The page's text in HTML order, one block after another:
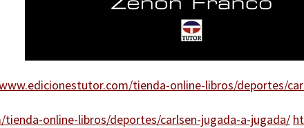
tienda-online-libros/deportes/
online-libros/deportes/carlsen-jugada-a-jugada/